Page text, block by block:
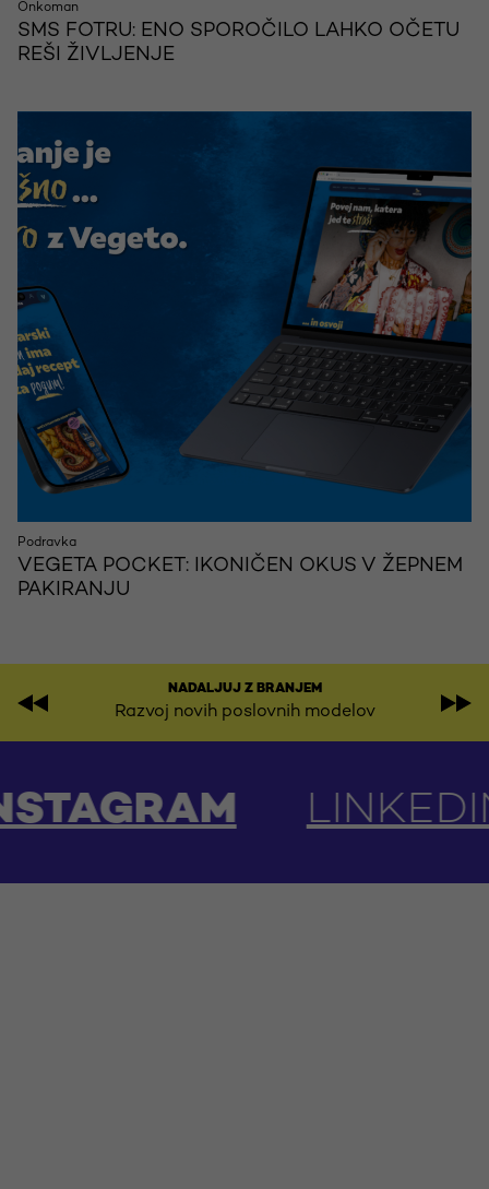
Onkoman
SMS FOTRU: ENO SPOROČILO LAHKO OČETU
REŠI ŽIVLJENJE
Podravka
VEGETA POCKET: IKONIČEN OKUS V ŽEPNEM
PAKIRANJU
NADALJUJ Z BRANJEM
Razvoj novih poslovnih modelov
LINKEDIN